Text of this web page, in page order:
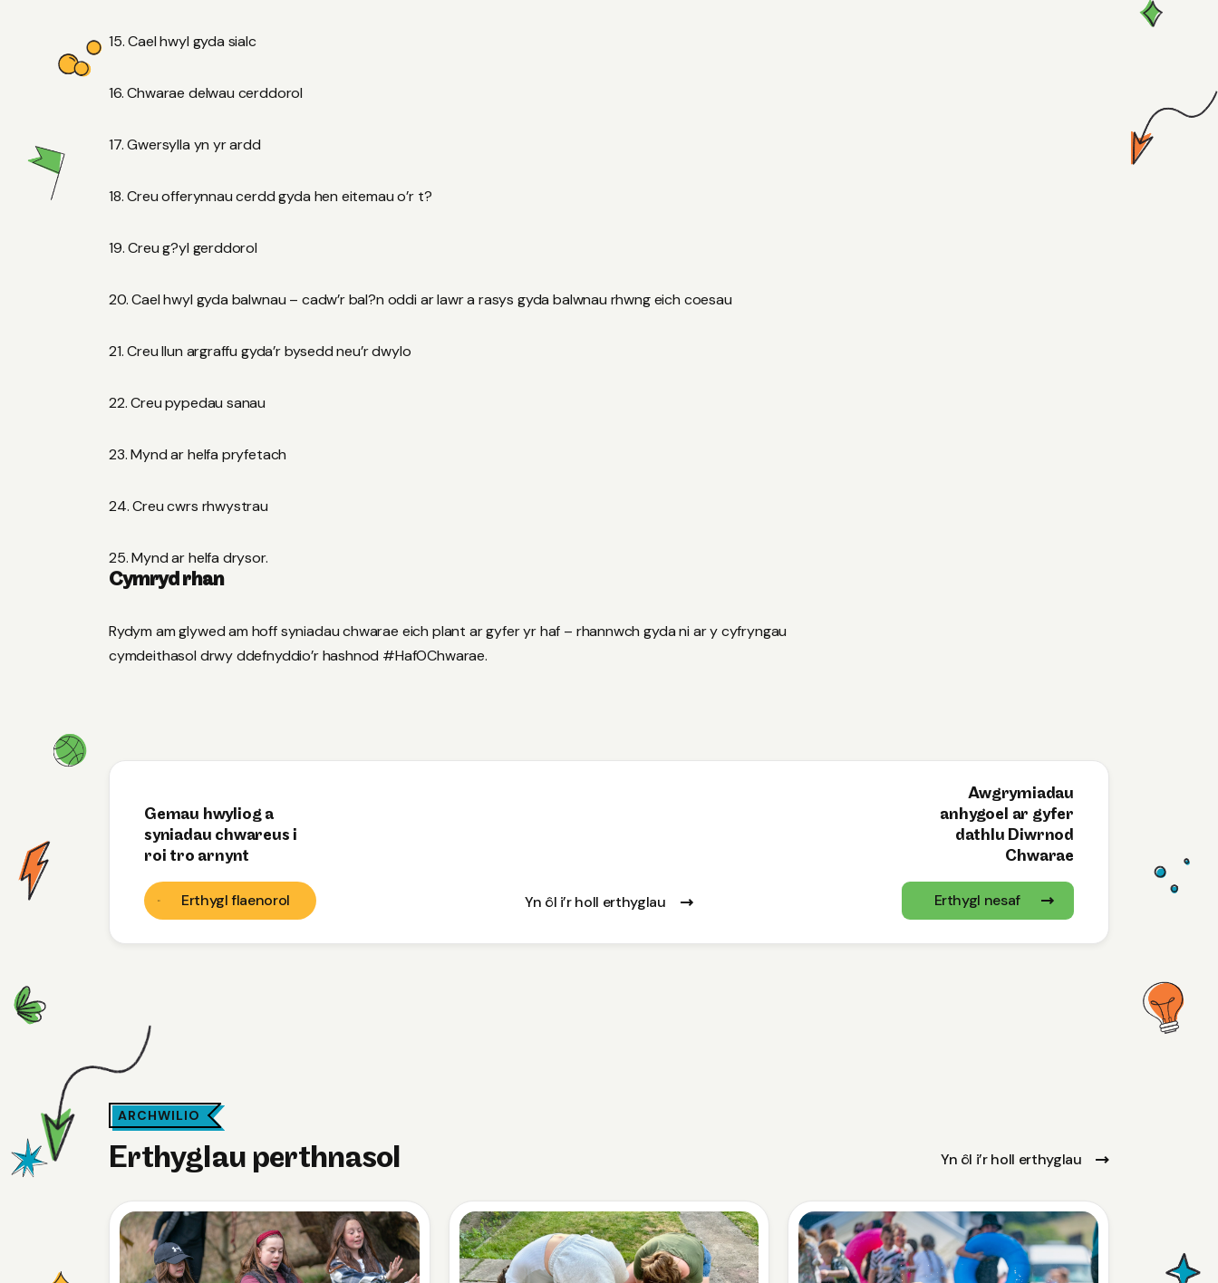
Cael hwyl gyda sialc
Chwarae delwau cerddorol
Gwersylla yn yr ardd
Creu offerynnau cerdd gyda hen eitemau o’r t?
Creu g?yl gerddorol
Cael hwyl gyda balwnau – cadw’r bal?n oddi ar lawr a rasys gyda balwnau rhwng eich coesau
Creu llun argraffu gyda’r bysedd neu’r dwylo
Creu pypedau sanau
Mynd ar helfa pryfetach
Creu cwrs rhwystrau
Mynd ar helfa drysor.
Cymryd rhan
Rydym am glywed am hoff syniadau chwarae eich plant ar gyfer yr haf – rhannwch gyda ni ar y cyfryngau
cymdeithasol drwy ddefnyddio’r hashnod #HafOChwarae.
Gemau hwyliog a
syniadau chwareus i
roi tro arnynt
Erthygl flaenorol Yn ôl i’r holl erthyglau
Awgrymiadau
anhygoel ar gyfer
dathlu Diwrnod
Chwarae
Erthygl nesaf
ARCHWILIO
Erthyglau perthnasol Yn ôl i’r holl erthyglau